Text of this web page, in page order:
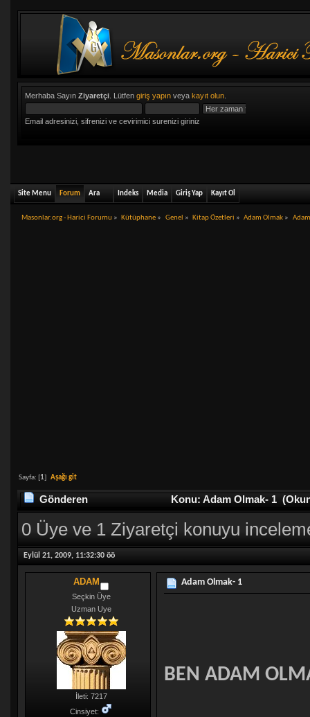
Merhaba Sayın Ziyaretçi. Lütfen giriş yapınveya kayıt olun.
Email adresinizi, sifrenizi ve cevirimici surenizi giriniz
Site Menu Forum Ara Indeks Media Giriş Yap Kayıt Ol
Masonlar.org - Harici Forumu » Kütüphane » Genel » Kitap Özetleri » Adam Olmak »
Sayfa: [1] Aşağı git
Gönderen Konu: Adam Olmak- 1
0 Üye ve 1 Ziyaretçi konuyu
Eylül 21, 2009, 11:32:30 öö
ADAM
Seçkin Üye
Uzman Uye
İleti: 7217
Cinsiyet:
Adam Olmak- 1
BEN ADAM